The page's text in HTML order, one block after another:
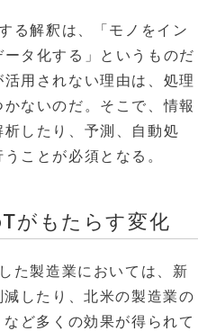
る解釈は、「モノをイン
タ化する」というものだ
用されない理由は、処理
ないのだ。そこで、情報
したり、予測、自動処
ことが必須となる。
がもたらす変化
た製造業においては、新
したり、北米の製造業の
ど多くの効果が得られて